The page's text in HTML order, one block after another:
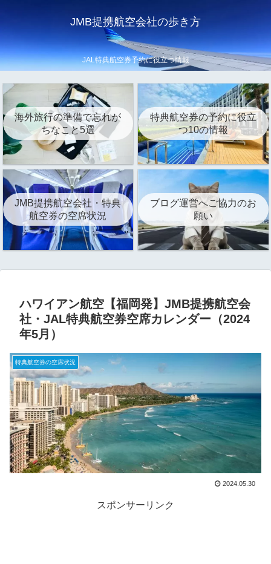
JMB提携航空会社の歩き方
JAL特典航空券予約に役立つ情報
海外旅行の準備で忘れが
ちなこと5選
特典航空券の予約に役立
つ10の情報
JMB提携航空会社・特典
航空券の空席状況
ブログ運営へご協力のお
願い
ハワイアン航空【福岡発】JMB提携航空会
社・JAL特典航空券空席カレンダー（2024
年5月）
特典航空券の空席状況
2024.05.30
スポンサーリンク